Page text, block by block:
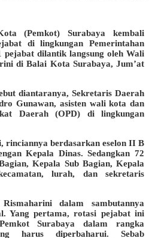
(Pemkot) Surabaya kembali
di lingkungan Pemerintahan
pejabat dilantik langsung oleh Wali
di Balai Kota Surabaya, Jum’at
diantaranya, Sekretaris Daerah
Gunawan, asisten wali kota dan
Daerah (OPD) di lingkungan
rinciannya berdasarkan eselon II B
Kepala Dinas. Sedangkan 72
Kepala Sub Bagian, Kepala
lurah, dan sekretaris
dalam sambutannya
Yang pertama, rotasi pejabat ini
Surabaya dalam rangka
harus diperbaharui. Sebab